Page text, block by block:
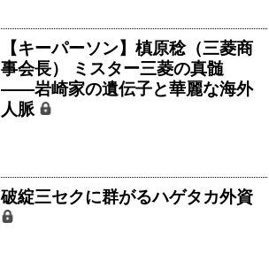
【キーパーソン】槙原稔（三菱商
事会長） ミスター三菱の真髄
――岩崎家の遺伝子と華麗な海外
人脈
破綻三セクに群がるハゲタカ外資